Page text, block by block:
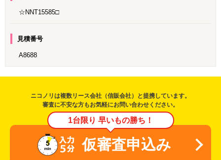
☆NNT15585□
見積番号
A8688
ニコノリは複数リース会社（信販会社）と提携しています。
審査に不安な方もお気軽にお問い合わせください。
1台限り 早いもの勝ち！
仮審査申込み